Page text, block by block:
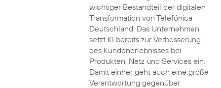
wichtiger Bestandteil der digitalen
Transformation von Telefónica
Deutschland. Das Unternehmen
setzt KI bereits zur Verbesserung
des Kundenerlebnisses bei
Produkten, Netz und Services ein.
Damit einher geht auch eine große
Verantwortung gegenüber